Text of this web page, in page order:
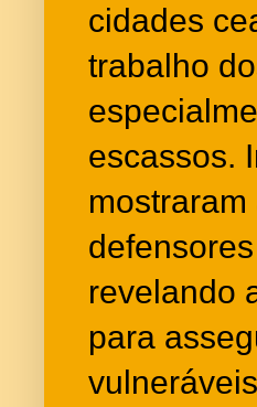
cidades
trabalho
escassos.
revelando
para